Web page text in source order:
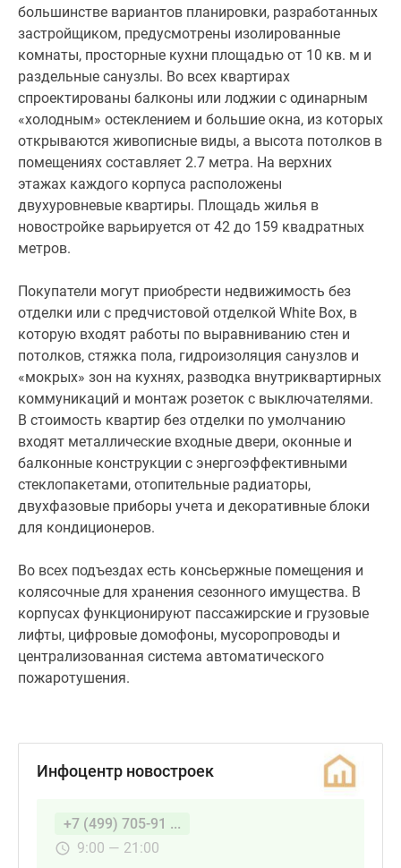
недвижимость
без
отделки
или
с
предчистовой
отделкой
White
Box,
в
которую
входят
по
выравниванию
стен
и
потолков,
стяжка
пола,
гидроизоляция
санузлов
и
«мокрых»
зон
кухнях,
разводка
внутриквартирных
коммуникаций
и
монтаж
выключателями.
стоимость
отделки
большинстве вариантов планировки, разработанных
застройщиком, предусмотрены изолированные
комнаты, просторные кухни площадью от 10 кв. м и
раздельные санузлы. Во всех квартирах
спроектированы балконы или лоджии с одинарным
«холодным» остеклением и большие окна, из которых
открываются живописные виды, а высота потолков в
помещениях составляет 2.7 метра. На верхних
этажах каждого корпуса расположены
двухуровневые квартиры. Площадь жилья в
новостройке варьируется от 42 до 159 квадратных
метров.
Покупатели могут приобрести недвижимость без
отделки или с предчистовой отделкой White Box, в
которую входят работы по выравниванию стен и
потолков, стяжка пола, гидроизоляция санузлов и
«мокрых» зон на кухнях, разводка внутриквартирных
коммуникаций и монтаж розеток с выключателями.
В стоимость квартир без отделки по умолчанию
входят металлические входные двери, оконные и
балконные конструкции с энергоэффективными
стеклопакетами, отопительные радиаторы,
двухфазовые приборы учета и декоративные блоки
для кондиционеров.
Во всех подъездах есть консьержные помещения и
колясочные для хранения сезонного имущества. В
корпусах функционируют пассажирские и грузовые
лифты, цифровые домофоны, мусоропроводы и
централизованная система автоматического
пожаротушения.
Инфоцентр новостроек
+7 (499) 705-91 ...
9:00 — 21:00